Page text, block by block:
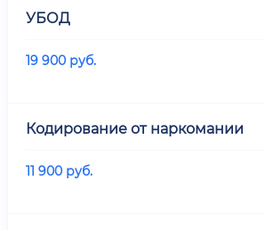
УБОД
19 900 руб.
Кодирование от наркомании
11 900 руб.